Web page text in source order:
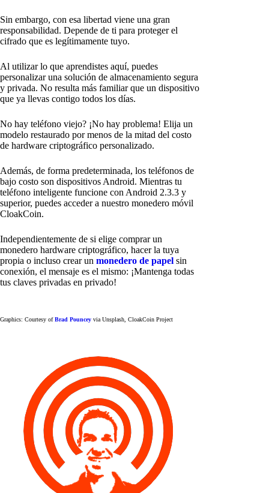
Sin embargo, con esa libertad viene una gran
responsabilidad. Depende de ti para proteger el
cifrado que es legítimamente tuyo.
Al utilizar lo que aprendistes aquí, puedes
personalizar una solución de almacenamiento segura
y privada. No resulta más familiar que un dispositivo
que ya llevas contigo todos los días.
No hay teléfono viejo? ¡No hay problema! Elija un
modelo restaurado por menos de la mitad del costo
de hardware criptográfico personalizado.
Además, de forma predeterminada, los teléfonos de
bajo costo son dispositivos Android. Mientras tu
teléfono inteligente funcione con Android 2.3.3 y
superior, puedes acceder a nuestro monedero móvil
CloakCoin.
Independientemente de si elige comprar un
monedero hardware criptográfico, hacer la tuya
propia o incluso crear un monedero de papel sin
conexión, el mensaje es el mismo: ¡Mantenga todas
tus claves privadas en privado!
Graphics: Courtesy ofBrad Pouncey via Unsplash, CloakCoin Project